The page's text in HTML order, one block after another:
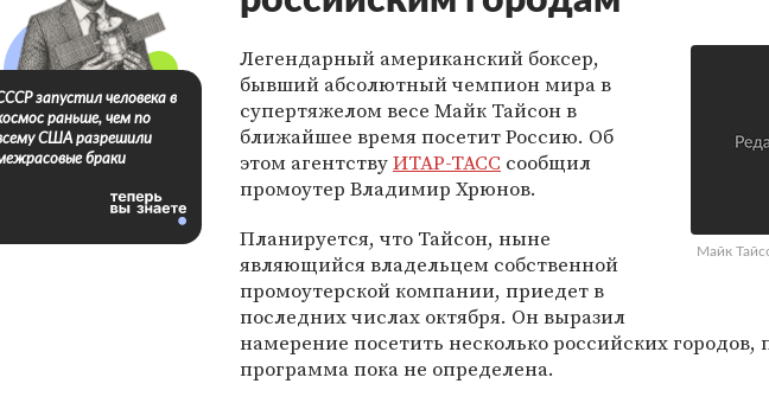
Майк
Легендарный американский боксер,
бывший абсолютный чемпион мира в
супертяжелом весе Майк Тайсон в
ближайшее время посетит Россию. Об
этом агентствуИТАР-ТАСС сообщил
промоутер Владимир Хрюнов.
Планируется, что Тайсон, ныне
являющийся владельцем собственной
промоутерской компании, приедет в
последних числах октября. Он выразил
намерение посетить несколько российских городов,
программа пока не определена.
запустил человека в
раньше, чем по
США разрешили
браки